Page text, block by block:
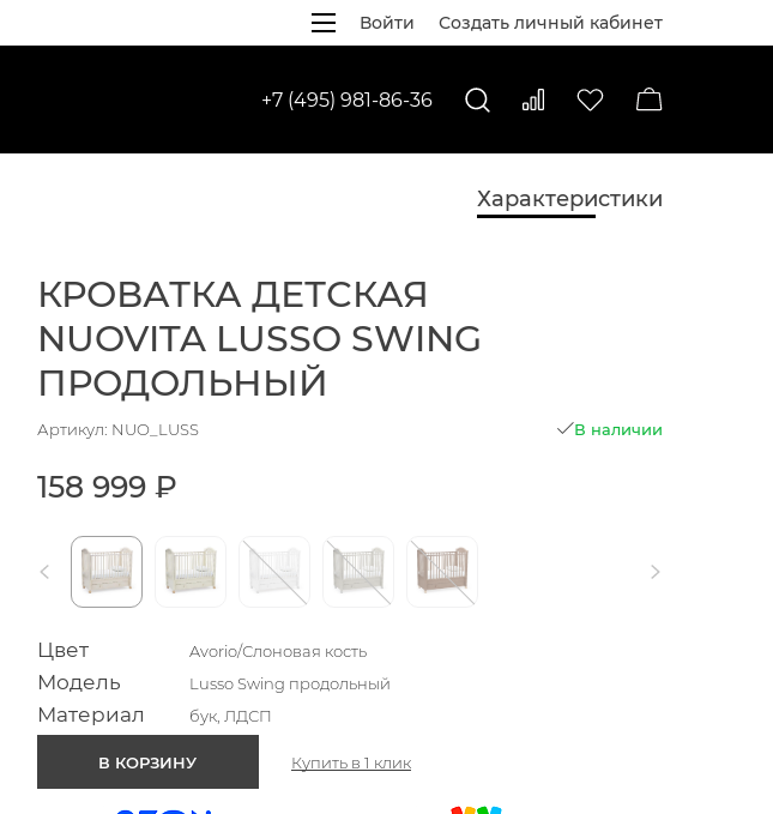
Войти Создать личный кабинет
+7 (495) 981-86-36
Характеристики
КРОВАТКА ДЕТСКАЯ
NUOVITA LUSSO SWING
ПРОДОЛЬНЫЙ
Артикул: NUO_LUSS В наличии
158 999 ₽
Цвет Avorio/Слоновая кость
Модель Lusso Swing продольный
Материал бук, ЛДСП
В КОРЗИНУ Купить в 1 клик